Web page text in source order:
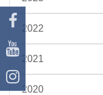
2022
2021
2020